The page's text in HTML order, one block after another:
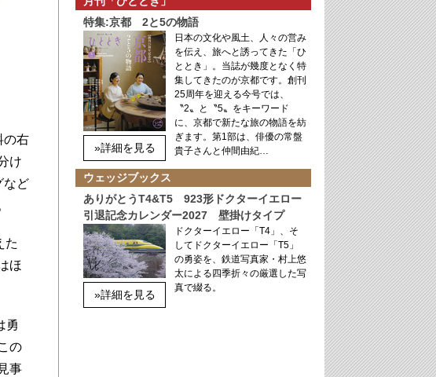
の右
け
など
た
ほ
勇
の
事
特集:京都 2と5の物語
»詳細を見る
日本の文化や風土、人々の営み
を伝え、旅へと誘ってきた「ひ
ととき」。当誌が幾度となく特
集してきたのが京都です。創刊
25周年を迎える今号では、
〝2〟と〝5〟をキーワード
に、京都で新たな旅の物語を紡
ぎます。第1部は、俳優の常盤
貴子さんと仲間由紀…
ウェッジブックス
ありがとうT4&T5 923形ドクターイエロー
引退記念カレンダー2027 壁掛けタイプ
»詳細を見る
ドクターイエロー「T4」、そ
してドクターイエロー「T5」
の勇姿を、鉄道写真家・村上悠
太による四季折々の厳選した写
真で綴る。